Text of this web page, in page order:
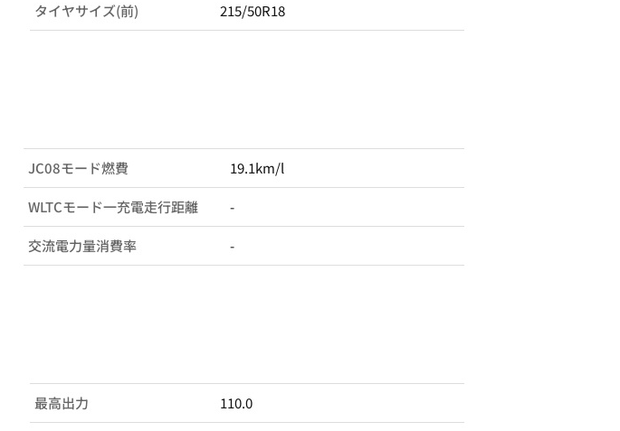
タイヤサイズ(前) 215/50R18
JC08モード燃費 19.1km/l
WLTCモード一充電走行距離 -
交流電力量消費率 -
最高出力 110.0